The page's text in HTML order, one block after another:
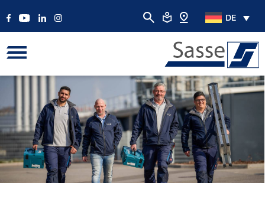
DE